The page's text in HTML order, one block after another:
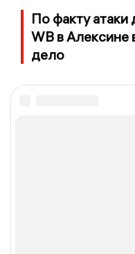
По факту
WB в Алексине
дело